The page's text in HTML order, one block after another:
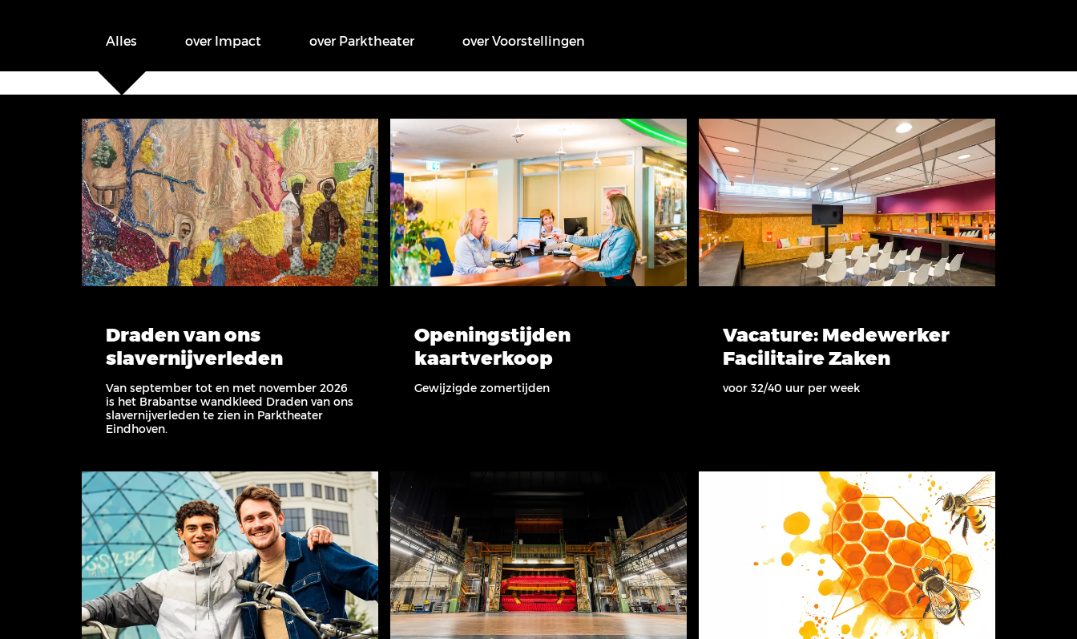
Alles over Impact over Parktheater over Voorstellingen
Draden van ons
slavernijverleden
Van september tot en met november 2026
is het Brabantse wandkleed Draden van ons
slavernijverleden te zien in Parktheater
Eindhoven.
Openingstijden
kaartverkoop
Gewijzigde zomertijden
Vacature: Medewerker
Facilitaire Zaken
voor 32/40 uur per week